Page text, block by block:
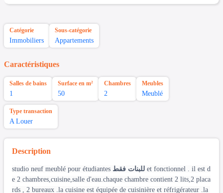
Catégorie
Immobiliers
Sous-catégorie
Appartements
Caractéristiques
Salles de bains
1
Surface en m²
50
Chambres
2
Meubles
Meublé
Type transaction
A Louer
Description
studio neuf meublé pour étudiantes للبنات فقط et fonctionnel . il est d
e 2 chambres,cuisine,salle d'eau.chaque chambre contient 2 lits,2 placa
rds , 2 bureaux .la cuisine est équipée de cuisinière et réfrigérateur .la